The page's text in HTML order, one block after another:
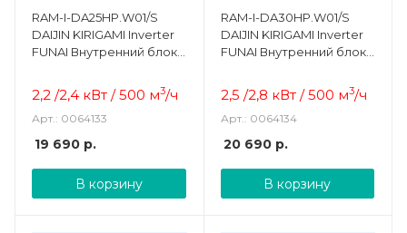
RAM-I-DA25HP.W01/S
DAIJIN KIRIGAMI Inverter
FUNAI Внутренний блок
2,2 /2,4 кВт / 500 м3/ч
Арт.: 0064133
19 690 р.
В корзину
RAM-I-DA30HP.W01/S
DAIJIN KIRIGAMI Inverter
FUNAI Внутренний блок
2,5 /2,8 кВт / 500 м3/ч
Арт.: 0064134
20 690р.
В корзину